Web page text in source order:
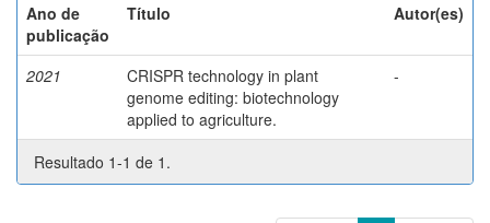
Ano de
publicação
Título Autor(es)
2021
CRISPR technology in plant
genome editing: biotechnology
applied to agriculture.
-
Resultado 1-1 de 1.